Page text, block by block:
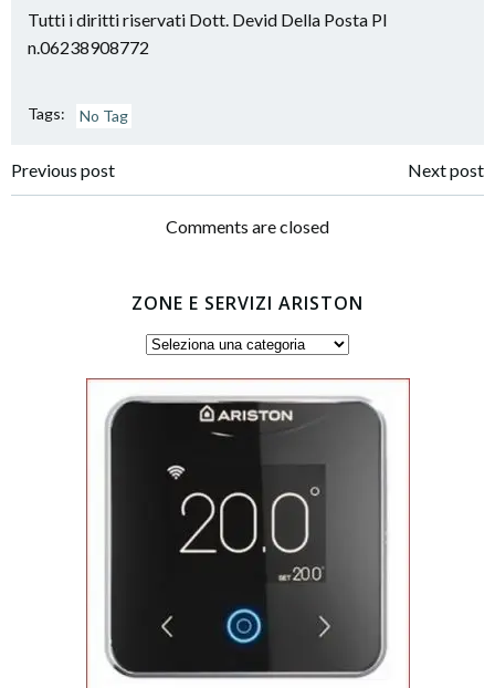
Tutti i diritti riservati Dott. Devid Della Posta PI
n.06238908772
Tags: No Tag
Post
navigation
Previous post
navigation
Next post
Comments are closed
ZONE E SERVIZI ARISTON
Zone
servizi
Ariston